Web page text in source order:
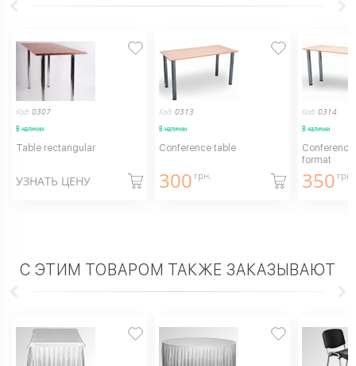
Код: 0307
В наличии
Table rectangular
УЗНАТЬ ЦЕНУ
Код: 0313
В наличии
Conference table
300 грн.
Код: 0314
В наличии
format
350 грн.
С ЭТИМ ТОВАРОМ ТАКЖЕ ЗАКАЗЫВАЮТ